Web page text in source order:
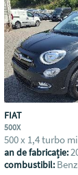
FIAT
500X
500 x 1,4 turbo
an de fabricație:
combustibil: